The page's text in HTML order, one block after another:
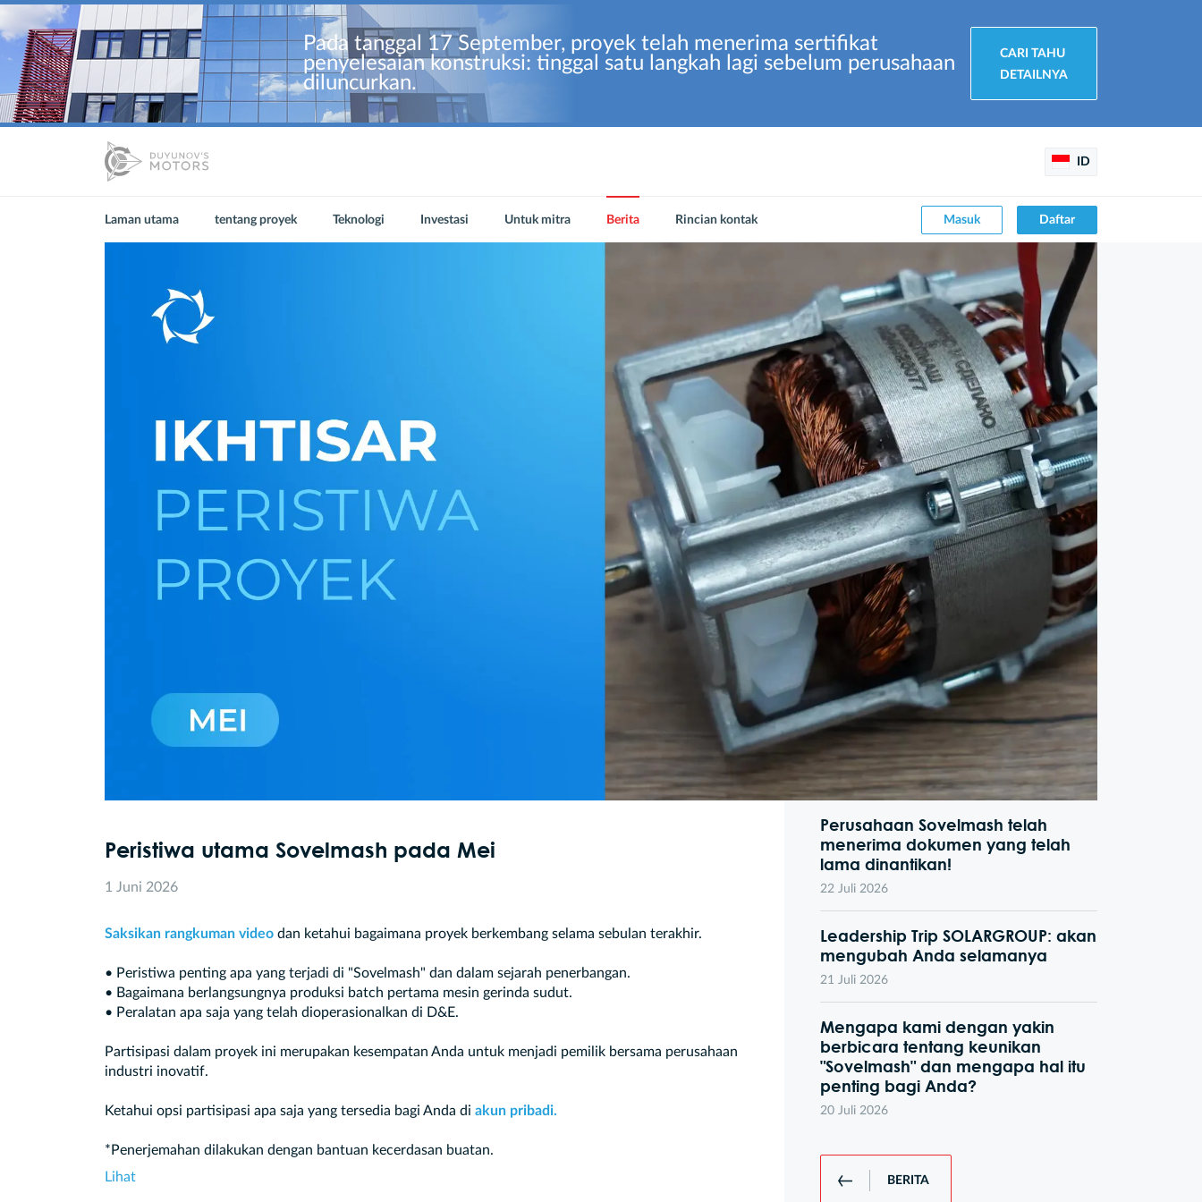
Pada tanggal 17 September, proyek telah menerima sertifikat
penyelesaian konstruksi: tinggal satu langkah lagi sebelum perusahaan
diluncurkan.
CARI TAHU
DETAILNYA
ID
Laman utama tentang proyek Teknologi Investasi Untuk mitra Berita Rincian kontak Masuk Daftar
Peristiwa utama Sovelmash pada Mei
1 Juni 2026
Saksikan rangkuman video dan ketahui bagaimana proyek berkembang selama sebulan terakhir.
• Peristiwa penting apa yang terjadi di "Sovelmash" dan dalam sejarah penerbangan.
• Bagaimana berlangsungnya produksi batch pertama mesin gerinda sudut.
• Peralatan apa saja yang telah dioperasionalkan di D&E.
Partisipasi dalam proyek ini merupakan kesempatan Anda untuk menjadi pemilik bersama perusahaan
industri inovatif.
Ketahui opsi partisipasi apa saja yang tersedia bagi Anda di akun pribadi.
*Penerjemahan dilakukan dengan bantuan kecerdasan buatan.
Lihat
Keikutsertaan "AERONOVA" dalam
"VIVA AVIA!" diabadikan oleh
media terkemuka
3 Agustus 2026
Ikhtisar pekan dalam proyek
"Motor Duyunov"
2 Agustus 2026
Peristiwa utama "PT Sovelmash"
pada Juli
31 Juli 2026
Berita utama dan jawaban atas
pertanyaan dari Dmitry Duyunov
27 Juli 2026
Ringkasan mingguan di proyek
"Motor Duyunov"
26 Juli 2026
Perusahaan Sovelmash telah
menerima dokumen yang telah
lama dinantikan!
22 Juli 2026
Leadership Trip SOLARGROUP: akan
mengubah Anda selamanya
21 Juli 2026
Mengapa kami dengan yakin
berbicara tentang keunikan
"Sovelmash" dan mengapa hal itu
penting bagi Anda?
20 Juli 2026
BERITA